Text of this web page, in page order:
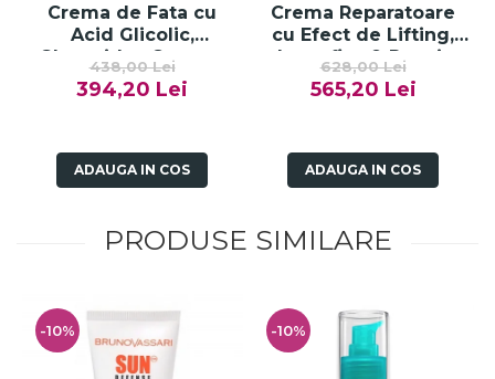
Crema de Fata cu
Acid Glicolic,
Glycocides Cream -
50ml
438,00 Lei
394,20 Lei
ADAUGA IN COS
Crema Reparatoare
cu Efect de Lifting,
Lumafirm® Repair
Cream Lift & Glow -
50ml
628,00 Lei
565,20 Lei
ADAUGA IN COS
PRODUSE SIMILARE
-10% -10%